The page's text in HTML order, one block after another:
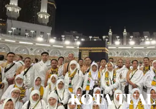
KOTA TUAL